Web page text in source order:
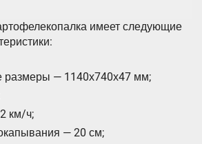
имеет следующие
размеры — 1140х740х47 мм;
км/ч;
— 20 см;